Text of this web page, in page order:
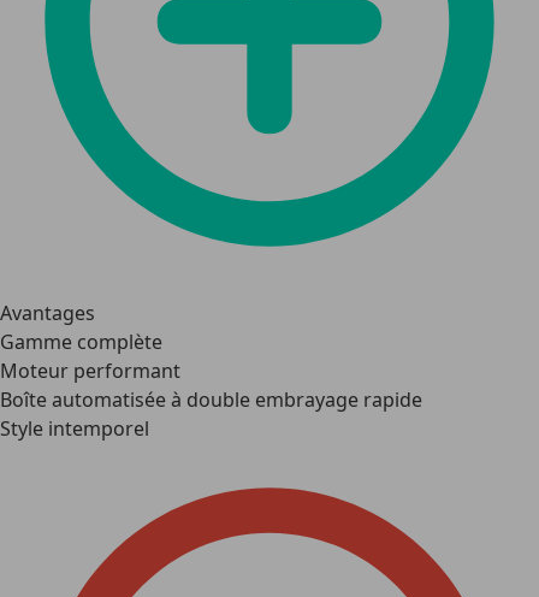
Avantages
Gamme complète
Moteur performant
Boîte automatisée à double embrayage rapide
Style intemporel